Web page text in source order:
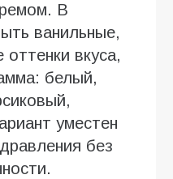
В
ванильные,
вкуса,
белый,
уместен
без